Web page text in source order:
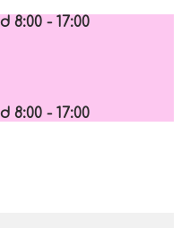
8:00 - 17:00
8:00 - 17:00